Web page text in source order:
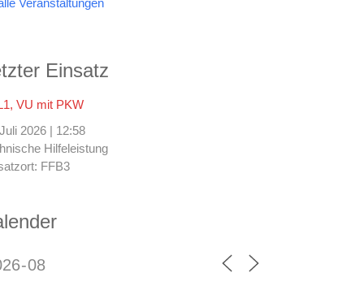
Veranstaltungen
Einsatz
VU mit PKW
2026 | 12:58
Hilfeleistung
FFB3